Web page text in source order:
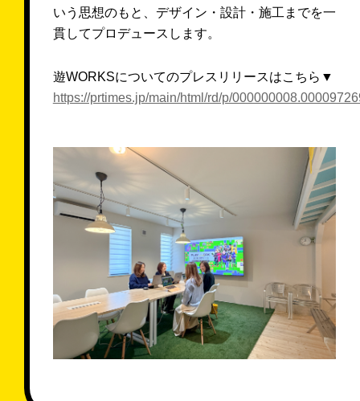
Follow us
いう思想のもと、デザイン・設計・施工までを一
貫してプロデュースします。
遊WORKSについてのプレスリリースはこちら▼
https://prtimes.jp/main/html/rd/p/